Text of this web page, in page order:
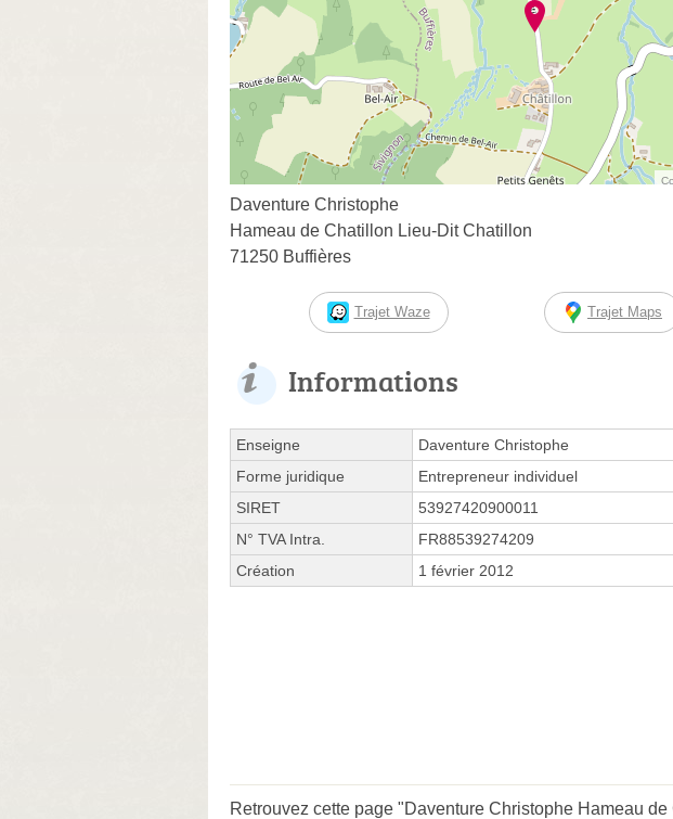
Daventure Christophe
Hameau de Chatillon Lieu-Dit Chatillon
71250 Buffières
Trajet Waze Trajet Maps
Informations
Enseigne
Daventure Christophe
Forme juridique
Entrepreneur individuel
SIRET
53927420900011
N° TVA Intra.
FR88539274209
Création
1 février 2012
Retrouvez cette page "Daventure Christophe Hameau